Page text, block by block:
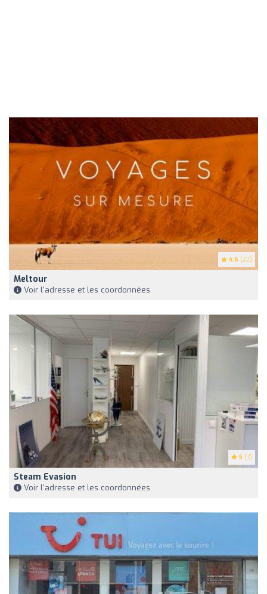
4.6 (22)
Meltour
Voir l'adresse et les coordonnées
5 (7)
Steam Evasion
Voir l'adresse et les coordonnées